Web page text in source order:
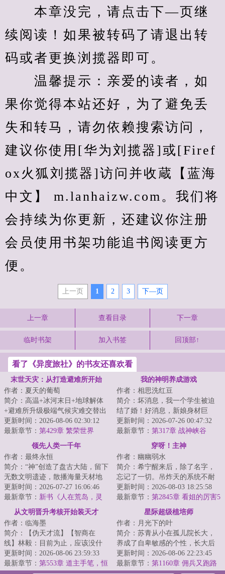
本章没完，请点击下—页继
续阅读！如果被转码了请退出转
码或者更换浏揽器即可。
温馨提示：亲爱的读者，如
果你觉得本站还好，为了避免丢
失和转马，请勿依赖搜索访问，
建议你使用[华为刘揽器]或[Firef
ox火狐刘揽器]访问并收蔵【蓝海
中文】 m.lanhaizw.com。我们将
会持续为你更新，还建议你注册
会员使用书架功能追书阅读更方
便。
上一页 1 2 3 下—页
上一章 查看目录 下一章
临时书架 加入书签 回顶部↑
看了《异度旅社》的书友还喜欢看
末世天灾：从打造避难所开始
作者：夏天的葡萄
简介：高温+冰河末日+地球解体
+避难所升级极端气候灾难交替出
现，地表生物灭绝，人类文明走
向末日。苏武...
更新时间：2026-08-06 02:30:12
最新章节： 第429章 繁荣世界
我的神明养成游戏
作者：相思洗红豆
简介：坏消息，我一个学生被迫
结了婚！好消息，新娘身材巨
好！坏消息，我老婆不允许我去
夜店酒吧KTV！好...
更新时间：2026-07-26 00:47:32
最新章节： 第317章 战神峡谷
领先人类一千年
作者：最终永恒
简介：“神”创造了盘古大陆，留下
无数文明遗迹，散播海量天材地
宝。当人类满怀雄心壮志，意图
闯荡盘古大...
更新时间：2026-07-27 16:06:46
最新章节： 新书《人在荒岛，灵
气怎么复苏了？》以及515打折活
穿呀！主神
作者：幽幽弱水
简介：希宁醒来后，除了名字，
忘记了一切。吊炸天的系统不耐
烦地通知：做任务去。一脚就踢
进了各种位面里...
更新时间：2026-08-03 18:25:58
最新章节： 第2845章 看姐的厉害5
从文明晋升考核开始装天才
作者：临海墨
简介：【伪天才流】【智商在
线】林毅：目前为止，应该没什
么我领悟不了的，如果有，稍稍
给我点时间，那就...
更新时间：2026-08-06 23:59:33
最新章节： 第553章 道主手笔，恒
星际超级植培师
作者：月光下的叶
简介：苏青从小在孤儿院长大，
养成了自卑敏感的个性，长大后
面对职场的尔虞我诈极不适应，
最终精神崩溃得...
更新时间：2026-08-06 22:23:45
最新章节： 第1160章 佣兵又跑路